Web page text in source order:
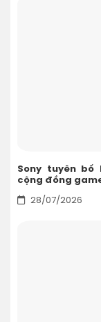
Sony tuyên bố
cộng đồng
28/07/2026